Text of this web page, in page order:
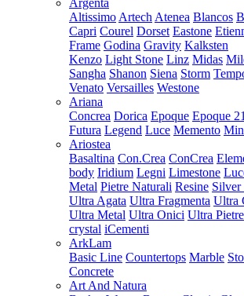
Argenta
Altissimo Artech Atenea Blancos
Capri Courel Dorset Eastone
Frame Godina Gravity Kalksten
Kenzo Light Stone Linz Midas
Sangha Shanon Siena Storm
Venato Versailles Westone
Ariana
Concrea Dorica Epoque Epoque 21
Futura Legend Luce Memento
Ariostea
Basaltina Con.Crea ConCrea
body Iridium Legni Limestone
Metal Pietre Naturali Resine Silver
Ultra Agata Ultra Fragmenta Ultra
Ultra Metal Ultra Onici Ultra Pietre
crystal iCementi
ArkLam
Basic Line Countertops Marble
Concrete
Art And Natura